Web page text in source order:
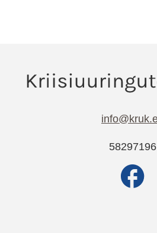
58297196